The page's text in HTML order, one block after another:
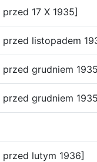
17 X 1935]
przed listopadem
grudniem
grudniem
przed lutym 1936]